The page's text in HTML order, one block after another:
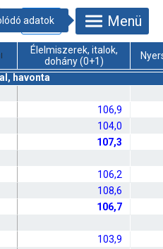
Menü
Élelmiszerek, italok,
dohány (0+1)
havonta
106,9
104,0
107,3
106,2
108,6
106,7
103,9